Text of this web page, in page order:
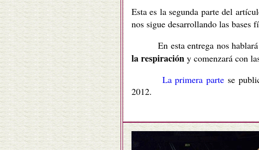
Esta es la segunda parte del
nos sigue desarrollando las bases
En esta entrega nos
la respiración y comenzará con
La primera parte se
2012.